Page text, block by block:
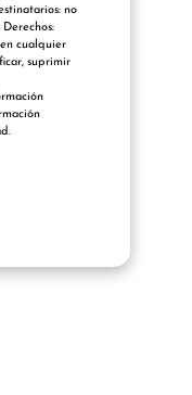
no
cualquier
suprimir